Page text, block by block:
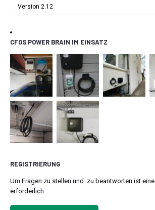
Version 2.12
CFOS POWER BRAIN IM EINSATZ
REGISTRIERUNG
Um Fragen zu stellen und zu beantworten ist eine
erforderlich.